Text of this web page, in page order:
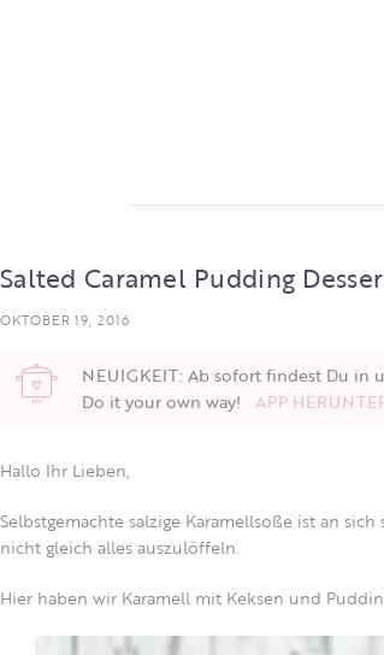
Salted Caramel Pudding
OKTOBER 19, 2016
NEUIGKEIT: Ab sofort findest Du in
Do it your own way! APP
Hallo Ihr Lieben,
Selbstgemachte salzige Karamellsoße ist an
nicht gleich alles auszulöffeln.
Hier haben wir Karamell mit Keksen und